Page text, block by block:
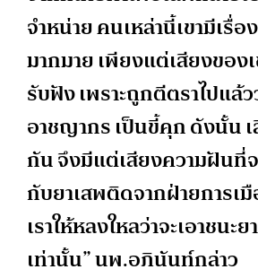
จำหน่าย คนเหล่านี้เขามีเรื่อ
มากมาย เพียงแต่เสียงของ
รับฟัง เพราะถูกตีตราไปแล้ว
อาชญากร เป็นขี้คุก ดังนั้น
กัน จึงมีแต่เสียงความฝันที่
กับยาเสพติดจากฝ่ายการเ
เราให้หลงใหลว่าจะเอาชนะ
เท่านั้น” นพ.อภินันท์กล่าว